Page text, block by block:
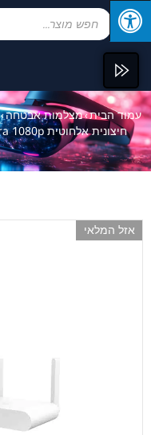
עמוד הבית›מצלמות אבטחה›
אזל המלאי